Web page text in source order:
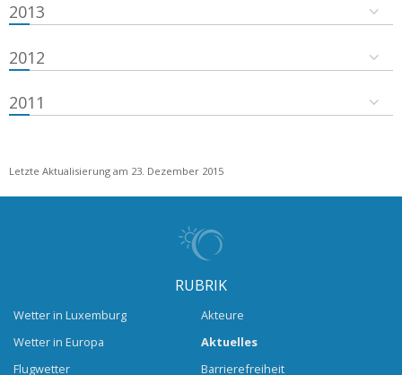
2013
2012
2011
Letzte Aktualisierung am 23. Dezember 2015
RUBRIK
Wetter in Luxemburg
Wetter in Europa
Flugwetter
Akteure
Aktuelles
Barrierefreiheit